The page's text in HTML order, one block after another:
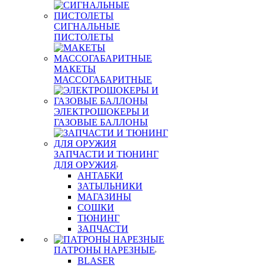
СИГНАЛЬНЫЕ
ПИСТОЛЕТЫ
МАКЕТЫ
МАССОГАБАРИТНЫЕ
ЭЛЕКТРОШОКЕРЫ И
ГАЗОВЫЕ БАЛЛОНЫ
ЗАПЧАСТИ И ТЮНИНГ
ДЛЯ ОРУЖИЯ
АНТАБКИ
ЗАТЫЛЬНИКИ
МАГАЗИНЫ
СОШКИ
ТЮНИНГ
ЗАПЧАСТИ
ПАТРОНЫ НАРЕЗНЫЕ
BLASER